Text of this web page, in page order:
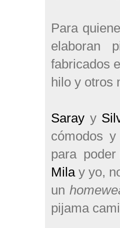
Para
elaboran
fabricados
hilo y otros
Saray y
cómodos
para poder
Milay yo,
un
pijama